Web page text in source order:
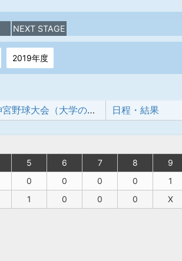
NEXT STAGE
2019年度
第五十五回 明治神宮野球大会（大学の部） 日程・結果
5 6 7 8 9
0 0 0 0 1
1 0 0 0 X